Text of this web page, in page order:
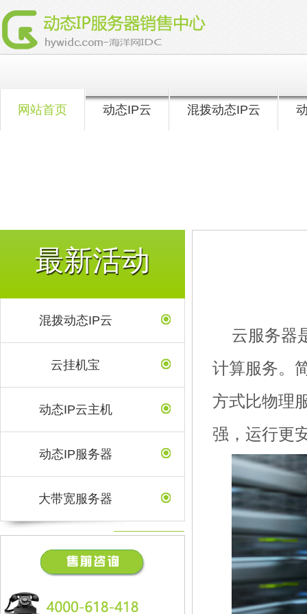
网站首页 动态IP云 混拨动态IP云
最新活动
混拨动态IP云
云挂机宝
动态IP云主机
动态IP服务器
大带宽服务器
云服务器
计算服务。
方式比物理
强，运行更